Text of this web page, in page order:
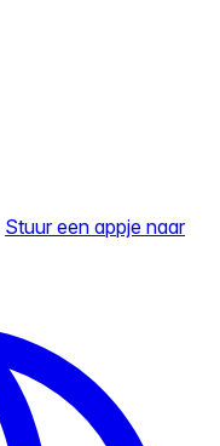
Stuur een appje naar